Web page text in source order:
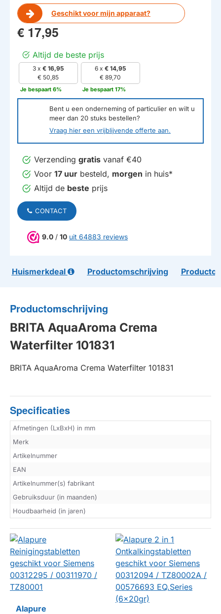
Geschikt voor mijn apparaat?
€ 17,95
Altijd de beste prijs
3 x€ 16,95
€ 50,85
Je bespaart 6%
6 x€ 14,95
€ 89,70
Je bespaart 17%
Bent u een onderneming of particulier en wilt u
meer dan 20 stuks bestellen?
Vraag hier een vrijblijvende offerte aan.
Verzending gratis vanaf €40
Voor 17 uur besteld, morgen in huis*
Altijd de beste prijs
CONTACT
9.0 / 10 uit 64883 reviews
Huismerkdeal Productomschrijving
Productomschrijving
BRITA AquaAroma Crema
Waterfilter 101831
BRITA AquaAroma Crema Waterfilter 101831
Specificaties
Afmetingen (LxBxH) in mm
Merk
Artikelnummer
EAN
Artikelnummer(s) fabrikant
Gebruiksduur (in maanden)
Houdbaarheid (in jaren)
Alapure